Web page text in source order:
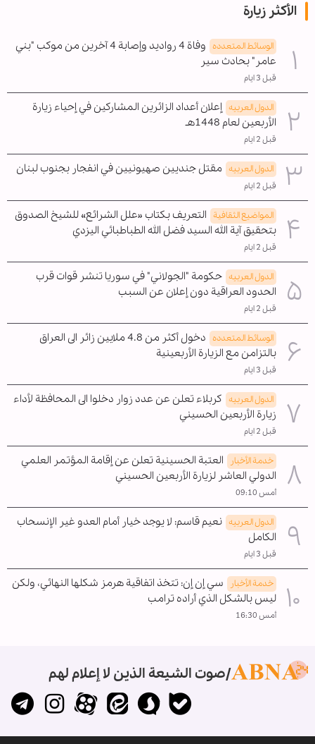
الأكثر زيارة
الوسائط المتعدده
وفاة 4 رواديد وإصابة 4 آخرين من موكب "بني
عامر" بحادث سير
قبل 3 ايام
الدول العربیه إعلان أعداد الزائرين المشاركين في إحياء زيارة
الأربعين لعام 1448هـ
قبل 2 ايام
الدول العربیه مقتل جنديين صهيونيين في انفجار بجنوب لبنان
قبل 2 ايام
المواضیع الثقافية التعريف بكتاب «علل الشرائع» للشيخ الصدوق
بتحقيق آية الله السيد فضل الله الطباطبائي اليزدي
قبل 2 ايام
الدول العربیه حكومة "الجولاني" في سوريا تنشر قوات قرب
الحدود العراقية دون إعلان عن السبب
قبل 2 ايام
الوسائط المتعدده
دخول أكثر من 4.8 ملايين زائر الى العراق
بالتزامن مع الزيارة الأربعينية
قبل 3 ايام
الدول العربیه كربلاء تعلن عن عدد زوار دخلوا الى المحافظة لأداء
زيارة الأربعين الحسيني
قبل 2 ايام
خدمة الأخبار
العتبة الحسينية تعلن عن إقامة المؤتمر العلمي
الدولي العاشر لزيارة الأربعين الحسيني
أمس 09:10
الدول العربیه نعيم قاسم: لا يوجد خيار أمام العدو غير الإنسحاب
الکامل
قبل 3 ايام
خدمة الأخبار
سي إن إن: تتخذ اتفاقية هرمز شكلها النهائي، ولكن
ليس بالشكل الذي أراده ترامب
أمس 16:30
صوت الشيعة الذين لا إعلام لهم